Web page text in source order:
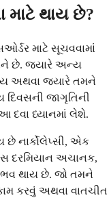
માટે થાય છે?
માટે સૂચવવામાં
છે. જ્યારે અન્ય
અથવા જ્યારે તમને
દિવસની જાગૃતિની
દવા ધ્યાનમાં લેશે.
છે નાર્કોલેપ્સી, એક
દરમિયાન અચાનક,
થાય છે. જો તમને
કરવું અથવા વાતચીત